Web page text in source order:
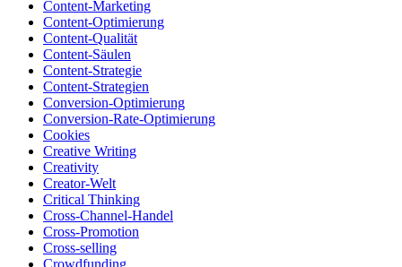
Content-Marketing
Content-Optimierung
Content-Qualität
Content-Säulen
Content-Strategie
Content-Strategien
Conversion-Optimierung
Conversion-Rate-Optimierung
Cookies
Creative Writing
Creativity
Creator-Welt
Critical Thinking
Cross-Channel-Handel
Cross-Promotion
Cross-selling